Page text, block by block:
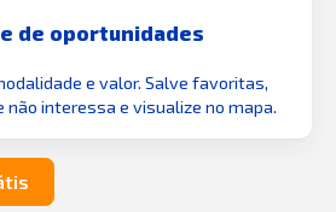
de oportunidades
e valor. Salve favoritas,
não interessa e visualize no mapa.